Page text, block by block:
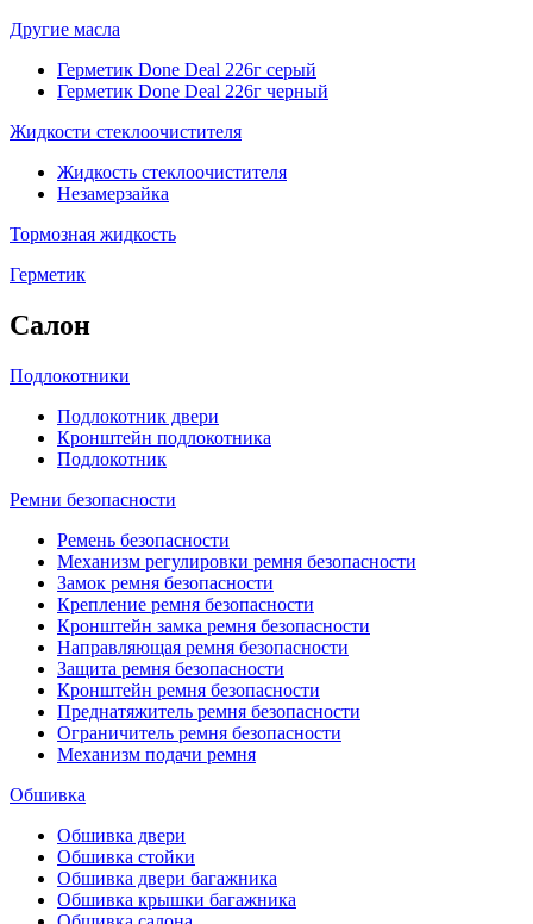
Другие масла
Герметик Done Deal 226г серый
Герметик Done Deal 226г черный
Жидкости стеклоочистителя
Жидкость стеклоочистителя
Незамерзайка
Тормозная жидкость
Герметик
Салон
Подлокотники
Подлокотник двери
Кронштейн подлокотника
Подлокотник
Ремни безопасности
Ремень безопасности
Механизм регулировки ремня безопасности
Замок ремня безопасности
Крепление ремня безопасности
Кронштейн замка ремня безопасности
Направляющая ремня безопасности
Защита ремня безопасности
Кронштейн ремня безопасности
Преднатяжитель ремня безопасности
Ограничитель ремня безопасности
Механизм подачи ремня
Обшивка
Обшивка двери
Обшивка стойки
Обшивка двери багажника
Обшивка крышки багажника